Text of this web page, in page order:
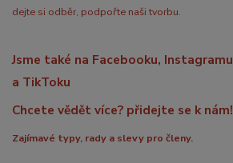
dejte si odběr, podpořte naši tvorbu.
Jsme také na Facebooku, Instagramu
a TikToku
Chcete vědět více? přidejte se k nám!
Zajímavé typy, rady a slevy pro členy.